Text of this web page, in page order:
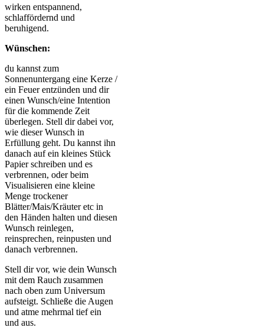
wirken entspannend,
schlaffördernd und
beruhigend.
Wünschen:
du kannst zum
Sonnenuntergang eine Kerze /
ein Feuer entzünden und dir
einen Wunsch/eine Intention
für die kommende Zeit
überlegen. Stell dir dabei vor,
wie dieser Wunsch in
Erfüllung geht. Du kannst ihn
danach auf ein kleines Stück
Papier schreiben und es
verbrennen, oder beim
Visualisieren eine kleine
Menge trockener
Blätter/Mais/Kräuter etc in
den Händen halten und diesen
Wunsch reinlegen,
reinsprechen, reinpusten und
danach verbrennen.
Stell dir vor, wie dein Wunsch
mit dem Rauch zusammen
nach oben zum Universum
aufsteigt. Schließe die Augen
und atme mehrmal tief ein
und aus.